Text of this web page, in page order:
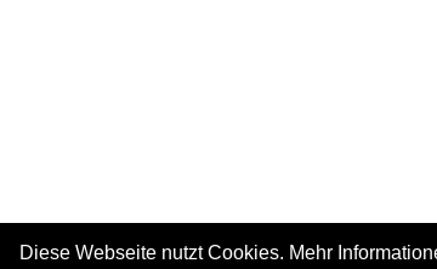
Diese Webseite nutzt Cookies. Mehr